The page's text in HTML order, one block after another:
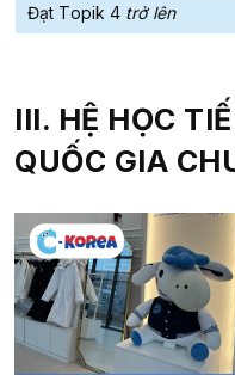
Đạt Topik 4 trở lên
III. HỆ HỌC
QUỐC GIA